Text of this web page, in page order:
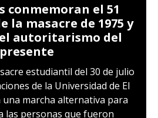
conmemoran el 51
la masacre de 1975 y
autoritarismo del
presente
estudiantil del 30 de julio
de la Universidad de El
una marcha alternativa para
las personas que fueron